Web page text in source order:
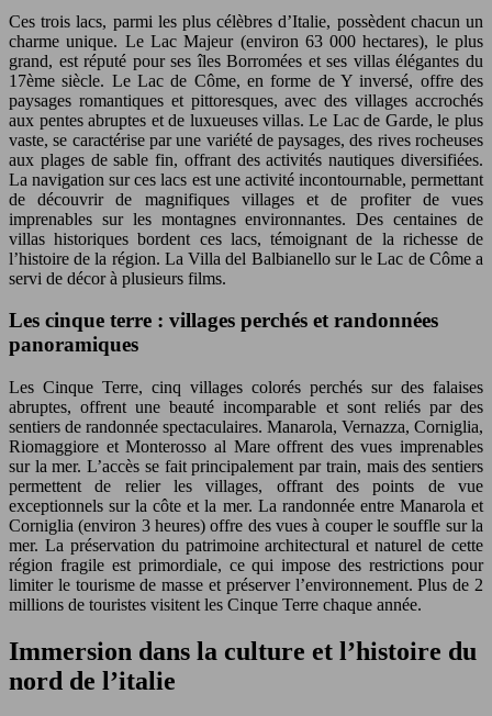
Ces trois lacs, parmi les plus célèbres d’Italie, possèdent chacun un
charme unique. Le Lac Majeur (environ 63 000 hectares), le plus
grand, est réputé pour ses îles Borromées et ses villas élégantes du
17ème siècle. Le Lac de Côme, en forme de Y inversé, offre des
paysages romantiques et pittoresques, avec des villages accrochés
aux pentes abruptes et de luxueuses villas. Le Lac de Garde, le plus
vaste, se caractérise par une variété de paysages, des rives rocheuses
aux plages de sable fin, offrant des activités nautiques diversifiées.
La navigation sur ces lacs est une activité incontournable, permettant
de découvrir de magnifiques villages et de profiter de vues
imprenables sur les montagnes environnantes. Des centaines de
villas historiques bordent ces lacs, témoignant de la richesse de
l’histoire de la région. La Villa del Balbianello sur le Lac de Côme a
servi de décor à plusieurs films.
Les cinque terre : villages perchés et randonnées
panoramiques
Les Cinque Terre, cinq villages colorés perchés sur des falaises
abruptes, offrent une beauté incomparable et sont reliés par des
sentiers de randonnée spectaculaires. Manarola, Vernazza, Corniglia,
Riomaggiore et Monterosso al Mare offrent des vues imprenables
sur la mer. L’accès se fait principalement par train, mais des sentiers
permettent de relier les villages, offrant des points de vue
exceptionnels sur la côte et la mer. La randonnée entre Manarola et
Corniglia (environ 3 heures) offre des vues à couper le souffle sur la
mer. La préservation du patrimoine architectural et naturel de cette
région fragile est primordiale, ce qui impose des restrictions pour
limiter le tourisme de masse et préserver l’environnement. Plus de 2
millions de touristes visitent les Cinque Terre chaque année.
Immersion dans la culture et l’histoire du
nord de l’italie